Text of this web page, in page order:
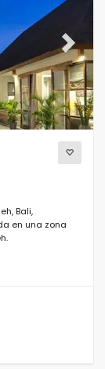
Next
Bali,
en una zona